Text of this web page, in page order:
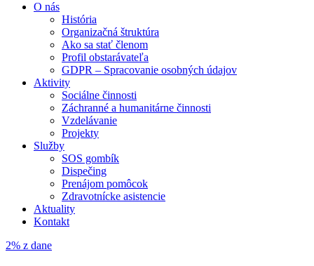
O nás
História
Organizačná štruktúra
Ako sa stať členom
Profil obstarávateľa
GDPR – Spracovanie osobných údajov
Aktivity
Sociálne činnosti
Záchranné a humanitárne činnosti
Vzdelávanie
Projekty
Služby
SOS gombík
Dispečing
Prenájom pomôcok
Zdravotnícke asistencie
Aktuality
Kontakt
2% z dane